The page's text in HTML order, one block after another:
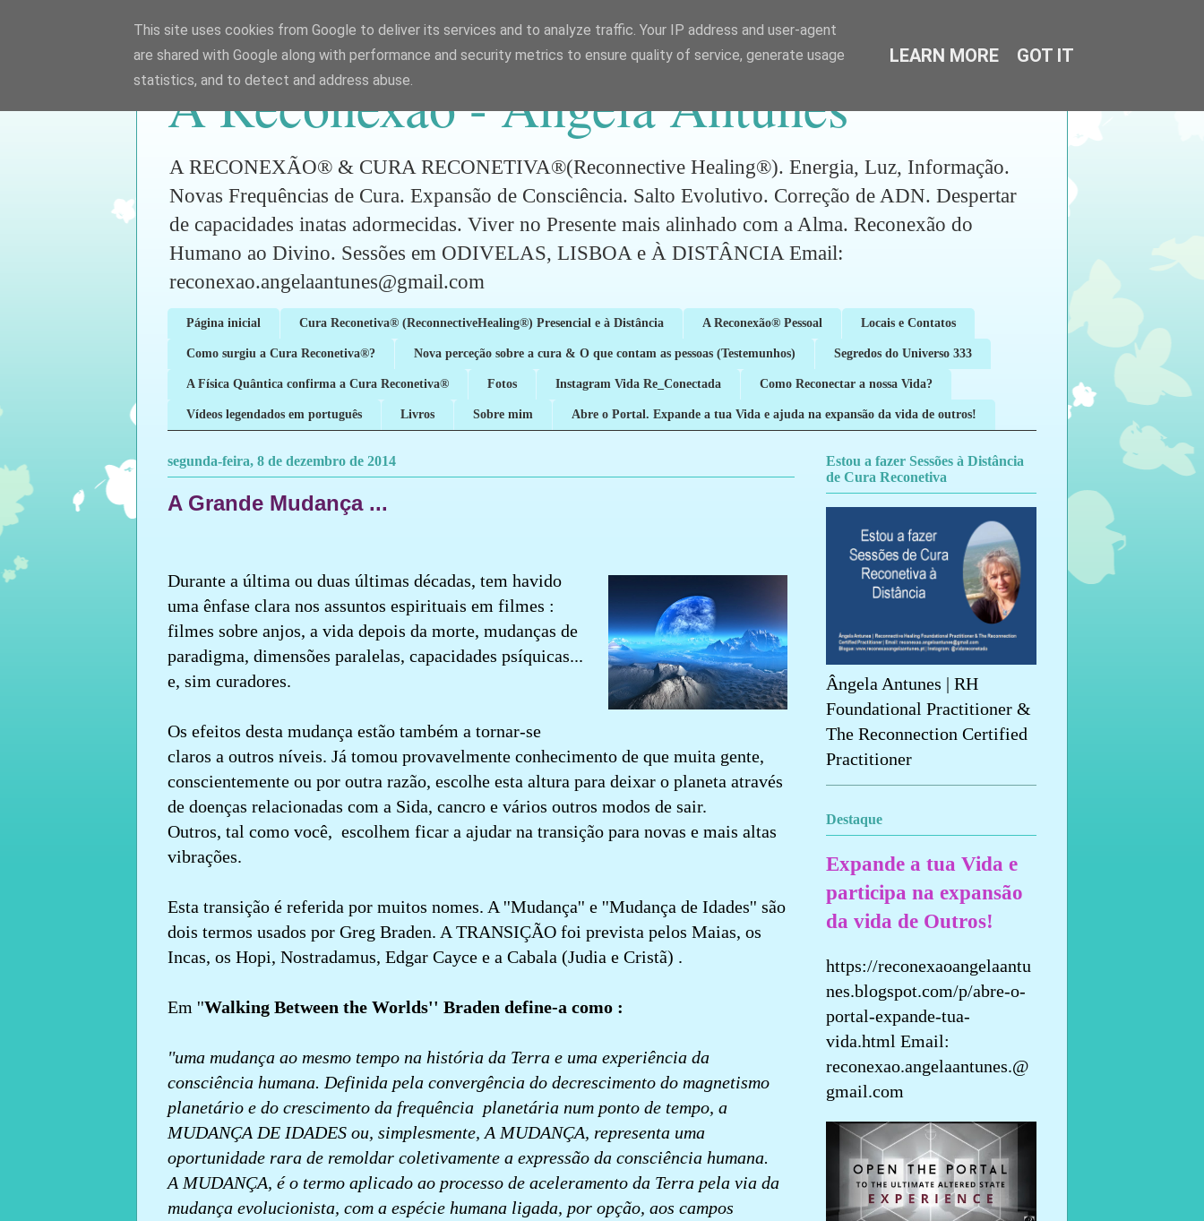
A Reconexão - Ângela Antunes
A RECONEXÃO® & CURA RECONETIVA®(Reconnective Healing®). Energia, Luz, Informação.
Novas Frequências de Cura. Expansão de Consciência. Salto Evolutivo. Correção de ADN. Despertar
de capacidades inatas adormecidas. Viver no Presente mais alinhado com a Alma. Reconexão do
Humano ao Divino. Sessões em ODIVELAS, LISBOA e À DISTÂNCIA Email:
reconexao.angelaantunes@gmail.com
Página inicial Cura Reconetiva® (ReconnectiveHealing®) Presencial e à Distância A Reconexão® Pessoal Locais e Contatos
Como surgiu a Cura Reconetiva®? Nova perceção sobre a cura & O que contam as pessoas (Testemunhos) Segredos do Universo 333
A Física Quântica confirma a Cura Reconetiva® Fotos Instagram Vida Re_Conectada Como Reconectar a nossa Vida?
Vídeos legendados em português Livros Sobre mim Abre o Portal. Expande a tua Vida e ajuda na expansão da vida de outros!
segunda-feira, 8 de dezembro de 2014
A Grande Mudança ...
Durante a última ou duas últimas décadas, tem havido
uma ênfase clara nos assuntos espirituais em filmes :
filmes sobre anjos, a vida depois da morte, mudanças de
paradigma, dimensões paralelas, capacidades psíquicas...
e, sim curadores.
Os efeitos desta mudança estão também a tornar-se
claros a outros níveis. Já tomou provavelmente conhecimento de que muita gente,
conscientemente ou por outra razão, escolhe esta altura para deixar o planeta através
de doenças relacionadas com a Sida, cancro e vários outros modos de sair.
Outros, tal como você, escolhem ficar a ajudar na transição para novas e mais altas
vibrações.
Esta transição é referida por muitos nomes. A ''Mudança'' e ''Mudança de Idades'' são
dois termos usados por Greg Braden. A TRANSIÇÃO foi prevista pelos Maias, os
Incas, os Hopi, Nostradamus, Edgar Cayce e a Cabala (Judia e Cristã) .
Em ''Walking Between the Worlds'' Braden define-a como :
''uma mudança ao mesmo tempo na história da Terra e uma experiência da
consciência humana. Definida pela convergência do decrescimento do magnetismo
planetário e do crescimento da frequência planetária num ponto de tempo, a
MUDANÇA DE IDADES ou, simplesmente, A MUDANÇA, representa uma
oportunidade rara de remoldar coletivamente a expressão da consciência humana.
A MUDANÇA, é o termo aplicado ao processo de aceleramento da Terra pela via da
mudança evolucionista, com a espécie humana ligada, por opção, aos campos
Estou a fazer Sessões à Distância
de Cura Reconetiva
Ângela Antunes | RH
Foundational Practitioner &
The Reconnection Certified
Practitioner
Destaque
Expande a tua Vida e
participa na expansão
da vida de Outros!
https://reconexaoangelaantu
nes.blogspot.com/p/abre-o-
portal-expande-tua-
vida.html Email:
reconexao.angelaantunes.@
gmail.com
This site uses cookies from Google to deliver its services and to analyze traffic. Your IP address and user-agent
are shared with Google along with performance and security metrics to ensure quality of service, generate usage
statistics, and to detect and address abuse.
LEARN MORE GOT IT